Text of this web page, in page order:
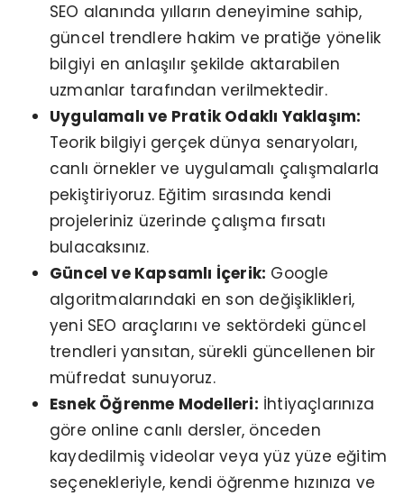
SEO alanında yılların deneyimine sahip,
güncel trendlere hakim ve pratiğe yönelik
bilgiyi en anlaşılır şekilde aktarabilen
uzmanlar tarafından verilmektedir.
Uygulamalı ve Pratik Odaklı Yaklaşım:
Teorik bilgiyi gerçek dünya senaryoları,
canlı örnekler ve uygulamalı çalışmalarla
pekiştiriyoruz. Eğitim sırasında kendi
projeleriniz üzerinde çalışma fırsatı
bulacaksınız.
Güncel ve Kapsamlı İçerik: Google
algoritmalarındaki en son değişiklikleri,
yeni SEO araçlarını ve sektördeki güncel
trendleri yansıtan, sürekli güncellenen bir
müfredat sunuyoruz.
Esnek Öğrenme Modelleri: İhtiyaçlarınıza
göre online canlı dersler, önceden
kaydedilmiş videolar veya yüz yüze eğitim
seçenekleriyle, kendi öğrenme hızınıza ve